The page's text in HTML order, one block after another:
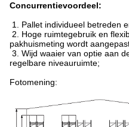
Concurrentievoordeel:
1. Pallet individueel betreden
2. Hoge ruimtegebruik en
pakhuismeting wordt
3. Wijd waaier van optie aan
regelbare niveauruimte;
Fotomening: